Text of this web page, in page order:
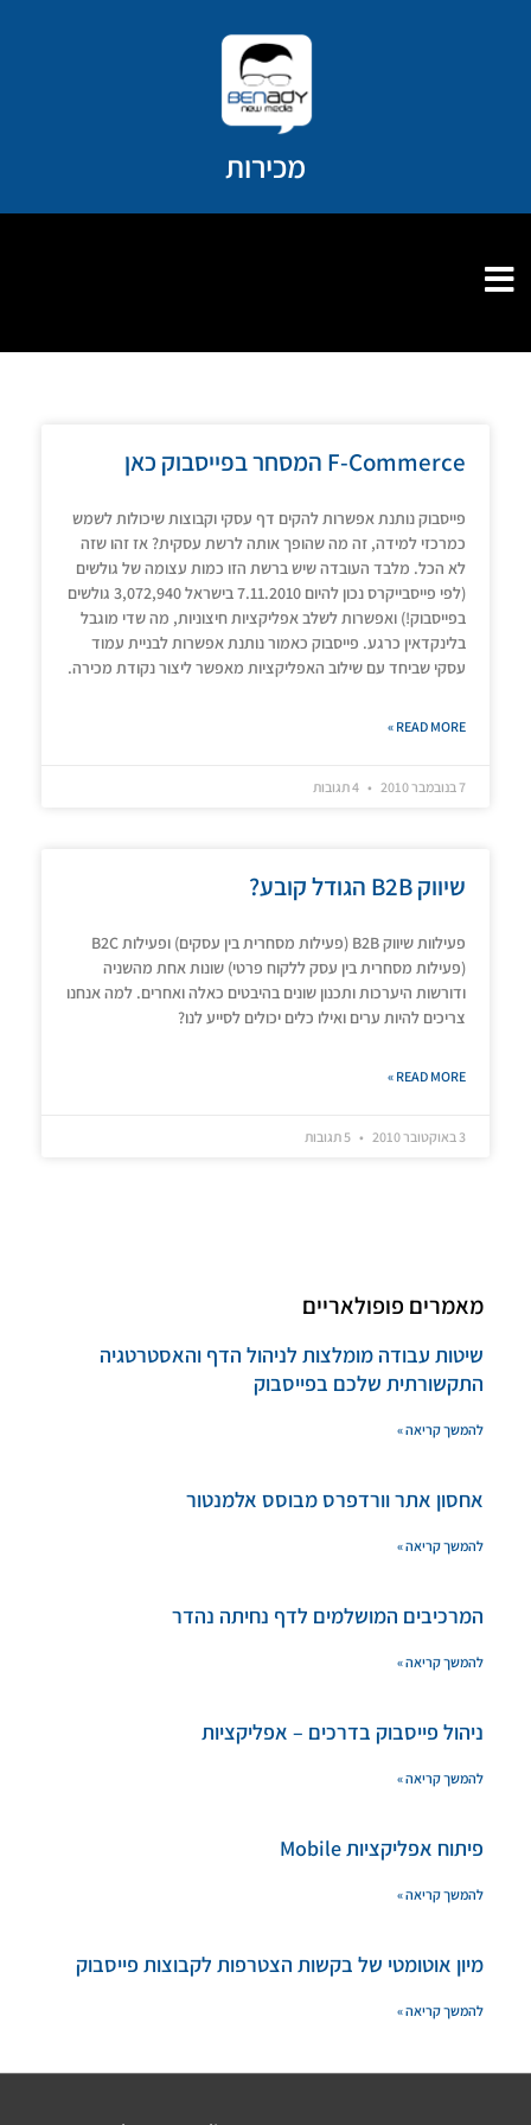
מכירות
F-Commerce המסחר בפייסבוק כאן
פייסבוק נותנת אפשרות להקים דף עסקי וקבוצות שיכולות לשמש
כמרכזי למידה, זה מה שהופך אותה לרשת עסקית? אז זהו שזה
לא הכל. מלבד העובדה שיש ברשת הזו כמות עצומה של גולשים
(לפי פייסבייקרס נכון להיום 7.11.2010 בישראל 3,072,940 גולשים
בפייסבוק!) ואפשרות לשלב אפליקציות חיצוניות, מה שדי מוגבל
בלינקדאין כרגע. פייסבוק כאמור נותנת אפשרות לבניית עמוד
עסקי שביחד עם שילוב האפליקציות מאפשר ליצור נקודת מכירה.
READ MORE »
7 בנובמבר 2010
שיווק B2B הגודל קובע?
פעילוות שיווק B2B (פעילות מסחרית בין עסקים) ופעילות B2C
(פעילות מסחרית בין עסק ללקוח פרטי) שונות אחת מהשניה
ודורשות היערכות ותכנון שונים בהיבטים כאלה ואחרים. למה אנחנו
צריכים להיות ערים ואילו כלים יכולים לסייע לנו?
READ MORE »
3 באוקטובר 2010
מאמרים פופולאריים
שיטות עבודה מומלצות לניהול הדף והאסטרטגיה
התקשורתית שלכם בפייסבוק
להמשך קריאה »
אחסון אתר וורדפרס מבוסס אלמנטור
להמשך קריאה »
המרכיבים המושלמים לדף נחיתה נהדר
להמשך קריאה »
ניהול פייסבוק בדרכים – אפליקציות
להמשך קריאה »
פיתוח אפליקציות Mobile
להמשך קריאה »
מיון אוטומטי של בקשות הצטרפות לקבוצות פייסבוק
להמשך קריאה »